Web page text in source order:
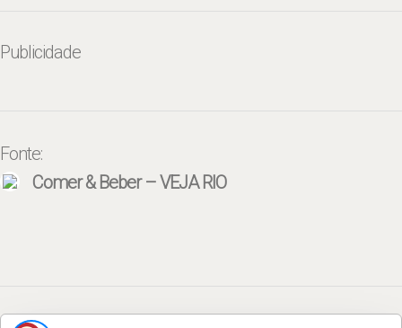
Publicidade
Fonte:
Comer & Beber – VEJA RIO